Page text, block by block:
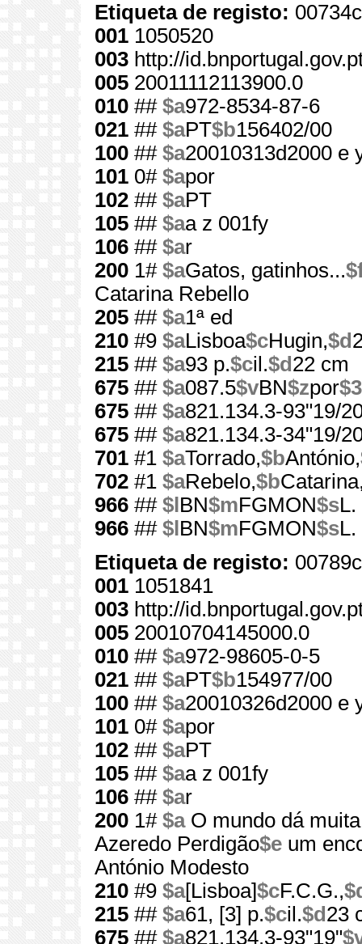
Etiqueta de registo:
001 1050520
003 http://
005 20011112113900.0
010 ## $a972-8534-87-6
021 ## $aPT$b156402/00
100 ## $a20010313d2000 e
101 0# $apor
102 ## $aPT
105 ## $aa z 001fy
106 ## $ar
200 1# $aGatos, gatinhos...
Catarina Rebello
205 ## $a1ª ed
210 #9 $aLisboa$cHugin,$d
215 ## $a93 p.$cil.$d 22 cm
675 ## $a087.5$vBN$zpor$3
675 ## $a821.134.3-93"19/
675 ## $a821.134.3-34"19/
701 #1 $aTorrado,$bAntónio,
702 #1 $aRebelo,$b
966 ## $l BN$mFGMON$sL.
966 ## $l BN$mFGMON$sL.
Etiqueta de registo:
001 1051841
003 http://
005 20010704145000.0
010 ## $a972-98605-0-5
021 ## $aPT$b154977/00
100 ## $a20010326d2000 e
101 0# $apor
102 ## $aPT
105 ## $aa z 001fy
106 ## $ar
200 1# $aO mundo dá
Azeredo Perdigão$e um
António Modesto
210 #9 $a[Lisboa]$cF.C.G.,
215 ## $a61, [3] p.$cil.$d 23
675 ## $a821.134.3-93"19"